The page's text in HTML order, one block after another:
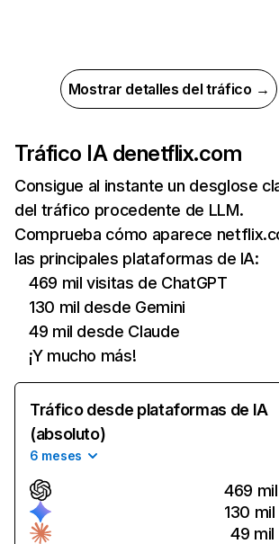
Mostrar detalles del tráfico →
Tráfico IA denetflix.com
Consigue al instante un desglose
del tráfico procedente de LLM.
Comprueba cómo aparece
las principales plataformas de IA:
469 mil visitas de ChatGPT
130 mil desde Gemini
49 mil desde Claude
¡Y mucho más!
Tráfico desde plataformas de IA
(absoluto)
6 meses
469 mil
130 mil
49 mil